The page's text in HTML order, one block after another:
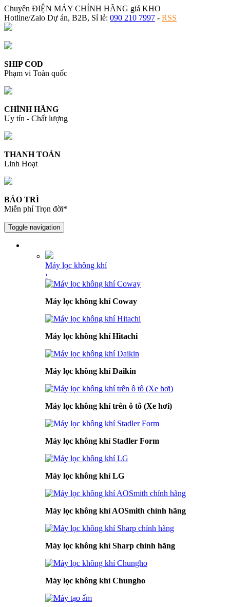
Chuyên ĐIỆN MÁY CHÍNH HÃNG giá KHO
Hotline/Zalo Dự án, B2B, Sỉ lẻ: 090 210 7997 - RSS
SHIP COD
Phạm vi Toàn quốc
CHÍNH HÃNG
Uy tín - Chất lượng
THANH TOÁN
Linh Hoạt
BẢO TRÌ
Miễn phí Trọn đời*
Toggle navigation
Máy lọc không khí
›
Máy lọc không khí Coway
Máy lọc không khí Hitachi
Máy lọc không khí Daikin
Máy lọc không khí trên ô tô (Xe hơi)
Máy lọc không khí Stadler Form
Máy lọc không khí LG
Máy lọc không khí AOSmith chính hãng
Máy lọc không khí Sharp chính hãng
Máy lọc không khí Chungho